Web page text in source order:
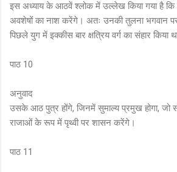
इस अध्याय के आठवें श्लोक में उल्लेख किया गया है कि
अवशेषों का नाश करेंगे। अतः उनकी तुलना भगवान
पिछले युग में इक्कीस बार क्षत्रिय वर्ग का संहार किया
पाठ 10
अनुवाद
उसके आठ पुत्र होंगे, जिनमें सुमाल्य प्रमुख होगा, जो
राजाओं के रूप में पृथ्वी पर शासन करेंगे।
पाठ 11